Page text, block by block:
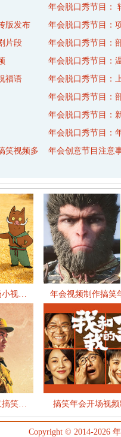
版发布
片段
福语
笑视频多
年会脱口秀节目：
年会脱口秀节目：
年会脱口秀节目：
年会脱口秀节目：
年会脱口秀节目：
年会脱口秀节目：
年会脱口秀节目：
年会脱口秀节目：
年会创意节目注意
小视… 年会视频制作搞
搞笑… 搞笑年会开场视
Copyright © 2014-2026